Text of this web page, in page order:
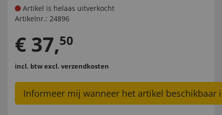
Artikel is helaas uitverkocht
Artikelnr.: 24896
€ 37,50
incl. btwexcl. verzendkosten
Informeer mij wanneer het artikel beschikbaar